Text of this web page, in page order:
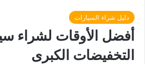
دليل شراء السيارات
أفضل الأوقات لشراء
التخفيضات الكبرى